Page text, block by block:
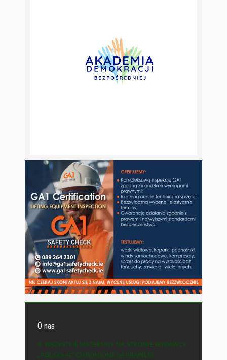
O nas
© WSZYSTKIE MATERIAŁY NA STRONIE WYDAWCY
„POLSKA-IE” CHRONIONE SĄ PRAWEM